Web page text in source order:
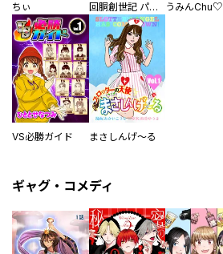
ちぃ 回胴創世記 パチスロを創った男達 うみんChu♡
VS必勝ガイド まさしんげ～る
ギャグ・コメディ